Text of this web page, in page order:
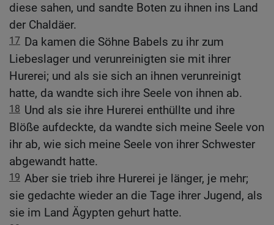
diese sahen, und sandte Boten zu ihnen ins Land
der Chaldäer.
17 Da kamen die Söhne Babels zu ihr zum
Liebeslager und verunreinigten sie mit ihrer
Hurerei; und als sie sich an ihnen verunreinigt
hatte, da wandte sich ihre Seele von ihnen ab.
18 Und als sie ihre Hurerei enthüllte und ihre
Blöße aufdeckte, da wandte sich meine Seele von
ihr ab, wie sich meine Seele von ihrer Schwester
abgewandt hatte.
19 Aber sie trieb ihre Hurerei je länger, je mehr;
sie gedachte wieder an die Tage ihrer Jugend, als
sie im Land Ägypten gehurt hatte.